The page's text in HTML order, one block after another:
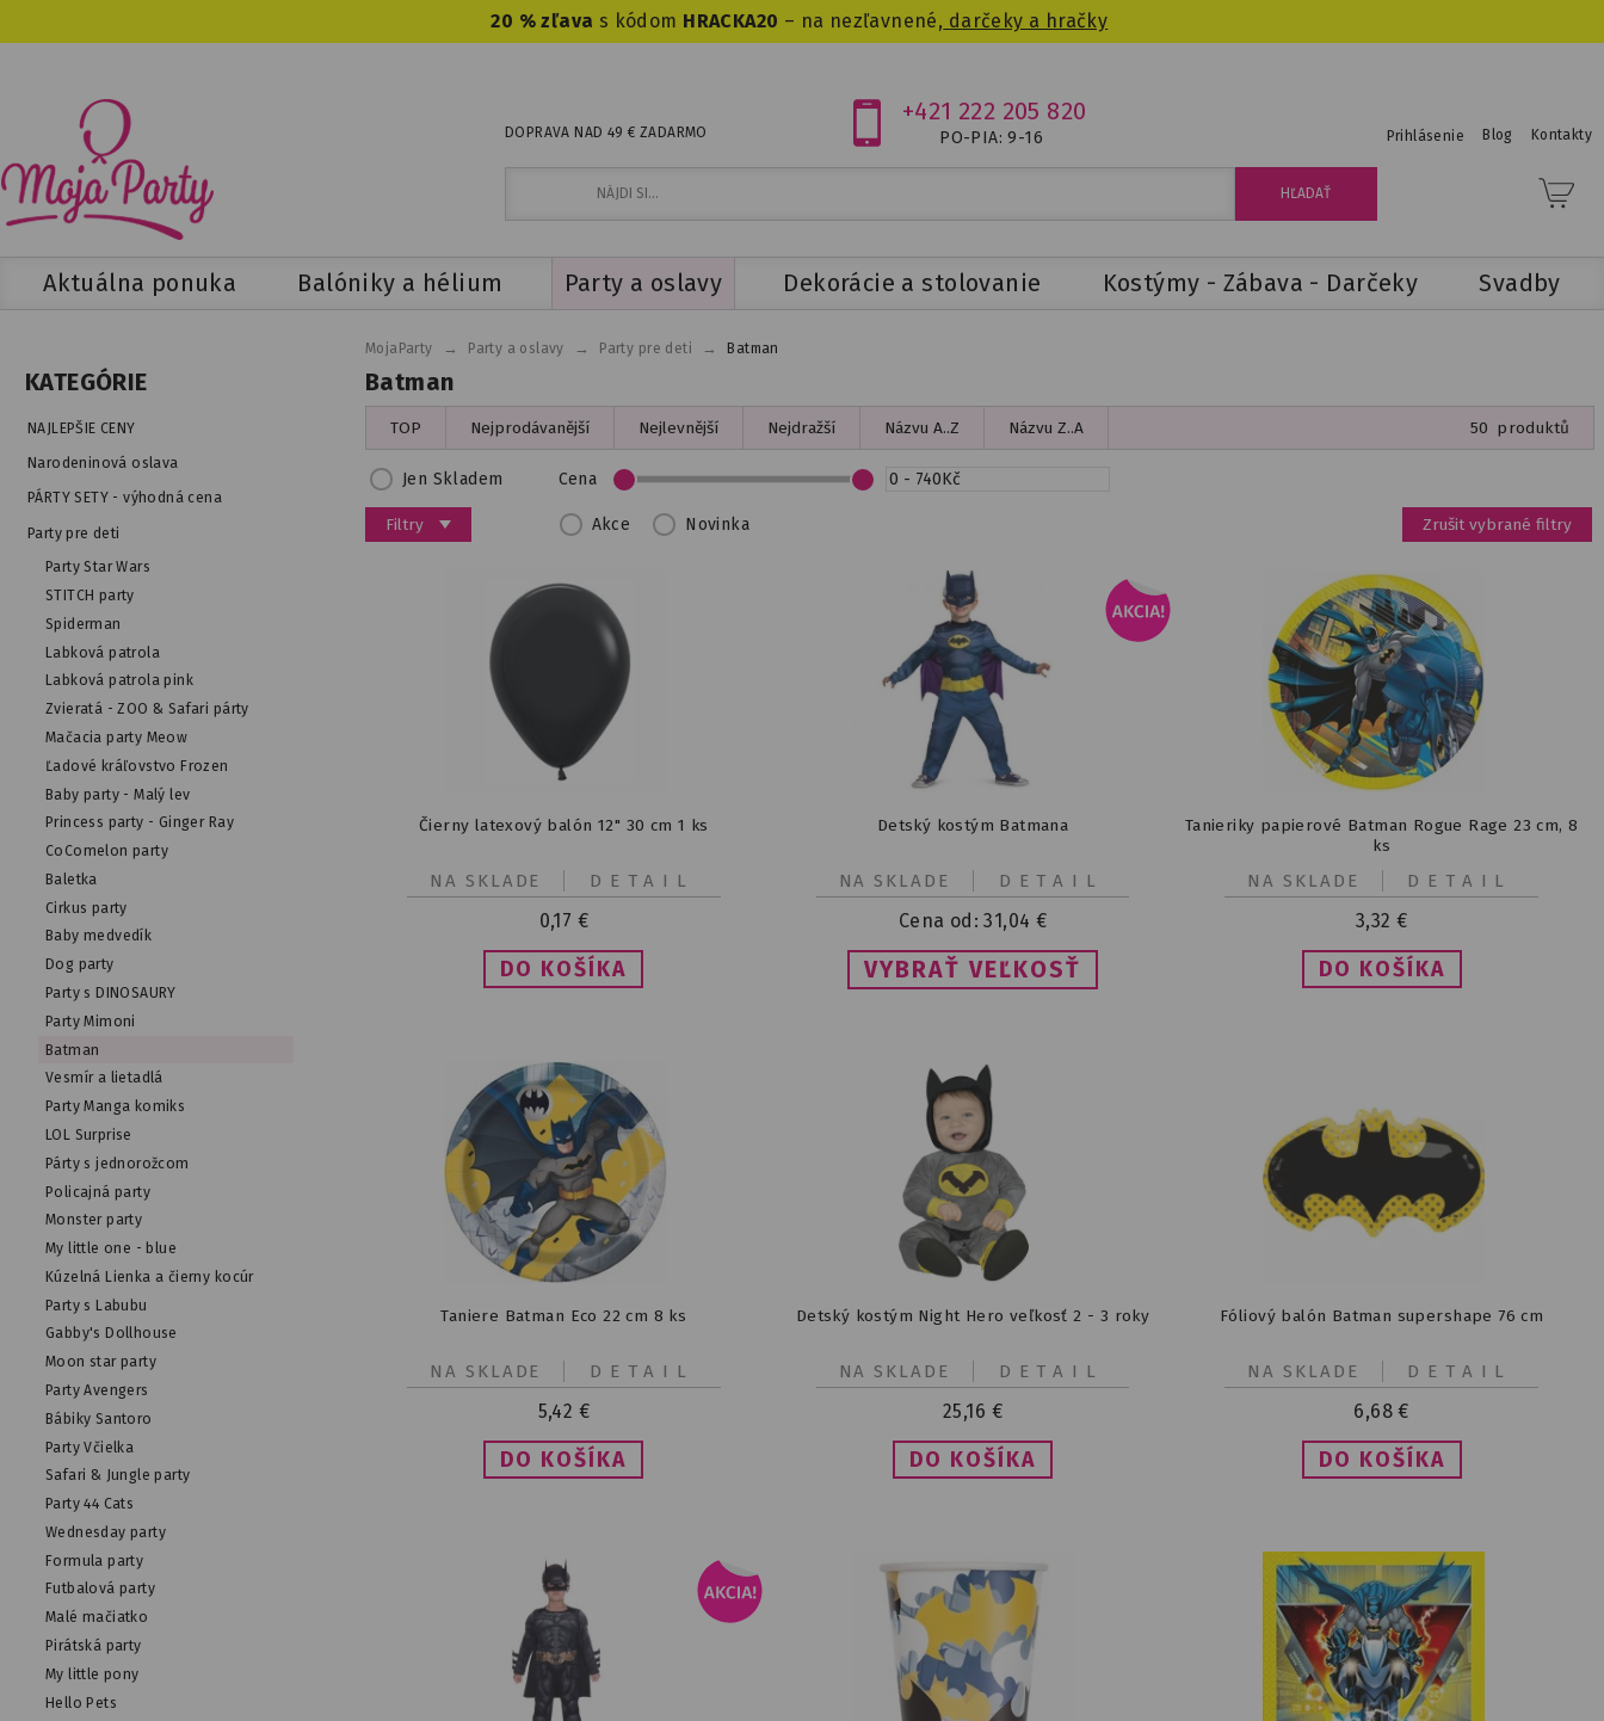
20 % zľava s kódom HRACKA20 – na nezľavnené, darčeky a hračky
DOPRAVA NAD 49 € ZADARMO
+421 222 205 820
PO-PIA: 9-16 Prihlásenie Blog Kontakty
Aktuálna ponuka Balóniky a hélium Party a oslavy Dekorácie a stolovanie Kostýmy - Zábava - Darčeky Svadby
KATEGÓRIE
NAJLEPŠIE CENY
Narodeninová oslava
PÁRTY SETY - výhodná cena
Party pre deti
Party Star Wars
STITCH party
Spiderman
Labková patrola
Labková patrola pink
Zvieratá - ZOO & Safari párty
Mačacia party Meow
Ľadové kráľovstvo Frozen
Baby party - Malý lev
Princess party - Ginger Ray
CoComelon party
Baletka
Cirkus party
Baby medvedík
Dog party
Party s DINOSAURY
Party Mimoni
Batman
Vesmír a lietadlá
Party Manga komiks
LOL Surprise
Párty s jednorožcom
Policajná party
Monster party
My little one - blue
Kúzelná Lienka a čierny kocúr
Party s Labubu
Gabby's Dollhouse
Moon star party
Party Avengers
Bábiky Santoro
Party Včielka
Safari & Jungle party
Party 44 Cats
Wednesday party
Formula party
Futbalová party
Malé mačiatko
Pirátská party
My little pony
Hello Pets
Batman
MojaParty → Party a oslavy → Party pre deti → Batman
TOP Nejprodávanější Nejlevnější Nejdražší Názvu A..Z Názvu Z..A 50 produktů
Filtry
Jen Skladem
Akce Novinka
Cena
Zrušit vybrané filtry
Čierny latexový balón 12" 30 cm 1 ks
0,17 €
DETAIL
NA SKLADE
Detský kostým Batmana
Cena od:31,04 €
VYBRAŤ VEĽKOSŤ
DETAIL
NA SKLADE
Tanieriky papierové Batman Rogue Rage 23 cm, 8
ks
3,32 €
DETAIL
NA SKLADE
Taniere Batman Eco 22 cm 8 ks
5,42 €
DETAIL
NA SKLADE
Detský kostým Night Hero veľkosť 2 - 3 roky
25,16 €
DETAIL
NA SKLADE
Fóliový balón Batman supershape 76 cm
6,68 €
DETAIL
NA SKLADE